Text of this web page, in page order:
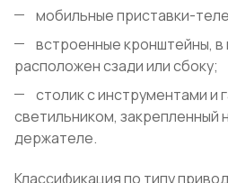
мобильные приставки-
встроенные кронштейны,
расположен сзади или сбоку;
столик с инструментами и
светильником, закрепленный
держателе.
Классификация по типу